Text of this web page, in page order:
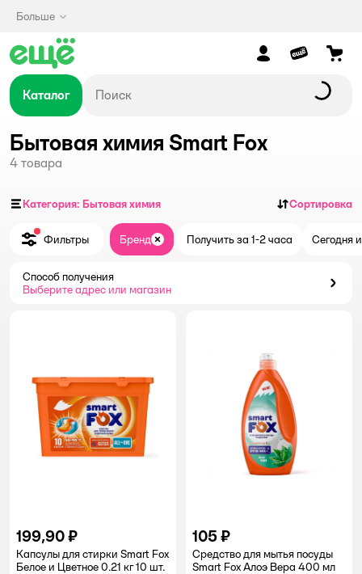
Больше
Каталог
Бытовая химия Smart Fox
4 товара
Категория: Бытовая химия Сортировка
Фильтры Бренд ЗакрытьПолучить за 1-2 часа Сегодня
Способ получения
Выберите адрес или магазин
199,90 ₽
Капсулы для стирки Smart Fox
Белое и Цветное 0.21 кг 10 шт.
105 ₽
Средство для мытья посуды
Smart Fox Алоэ Вера 400 мл